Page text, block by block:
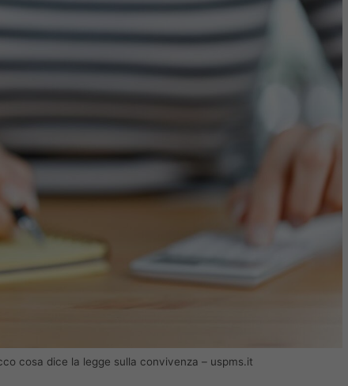
cosa dice la legge sulla convivenza – uspms.it